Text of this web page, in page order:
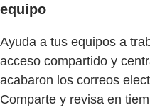
equipo
Ayuda a tus equipos a
acceso compartido y
acabaron los correos
Comparte y revisa en